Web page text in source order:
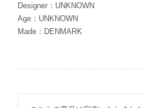
Designer：UNKNOWN
Age：UNKNOWN
Made：DENMARK